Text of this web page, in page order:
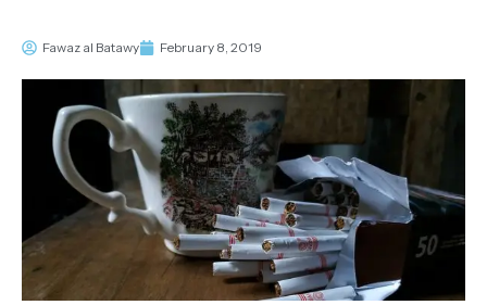
Fawaz al Batawy February 8, 2019